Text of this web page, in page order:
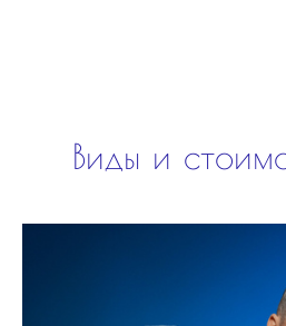
Виды и